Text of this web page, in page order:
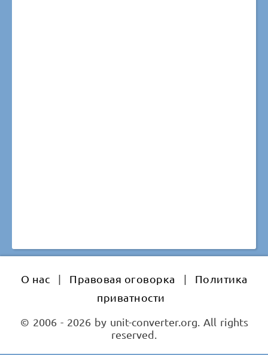
О нас | Правовая оговорка |
Политика
приватности
© 2006 - 2026 by unit-converter.org. All rights
reserved.